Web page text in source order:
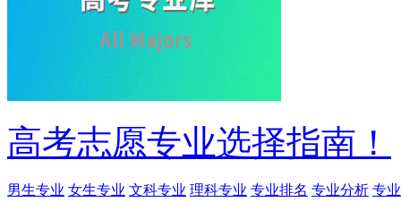
高考志愿专业选择指南！
男生专业 女生专业 文科专业 理科专业 专业排名 专业分析 专